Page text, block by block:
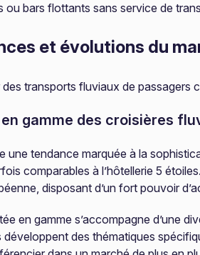
ou bars flottants sans service de
et évolutions du
transports fluviaux de passagers
gamme des croisières
une tendance marquée à la
comparables à l’hôtellerie 5
disposant d’un fort pouvoir
en gamme s’accompagne d’une
développent des thématiques